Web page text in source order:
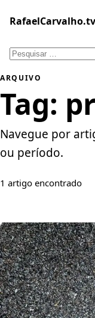
para
conteúdo
RafaelCarvalho.tv
Pesquisar
ARQUIVO
Tag:
Navegue por
ou período.
1 artigo encontrado